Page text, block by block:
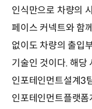
인식만으로 차량의
페이스 커넥트와 함
없이도 차량의 출입
기술인 것이다. 해당
인포테인먼트설계3
인포테인먼트플랫